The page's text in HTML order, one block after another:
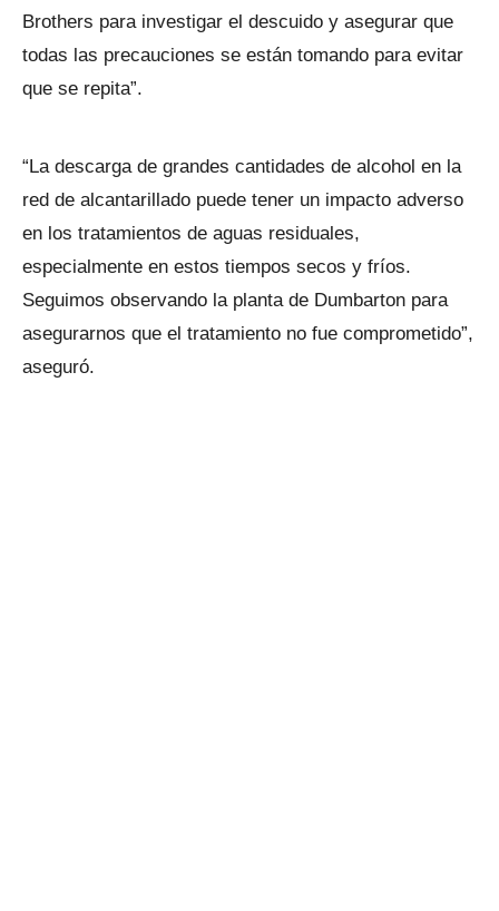
Brothers para investigar el descuido y asegurar que
todas las precauciones se están tomando para evitar
que se repita”.
“La descarga de grandes cantidades de alcohol en la
red de alcantarillado puede tener un impacto adverso
en los tratamientos de aguas residuales,
especialmente en estos tiempos secos y fríos.
Seguimos observando la planta de Dumbarton para
asegurarnos que el tratamiento no fue comprometido”,
aseguró.